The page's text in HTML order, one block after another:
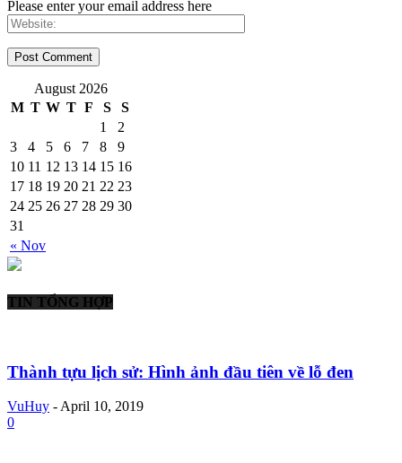
Please enter your email address here
August 2026
M T W T F S S
« Nov
1
2
3
4 5 6 7 8
9
10 11 12 13 14 15 16
17 18 19 20 21 22 23
24 25 26 27 28 29 30
31
TIN TỔNG HỢP
Thành tựu lịch sử: Hình ảnh đầu tiên về lỗ đen
VuHuy -April 10, 2019
0